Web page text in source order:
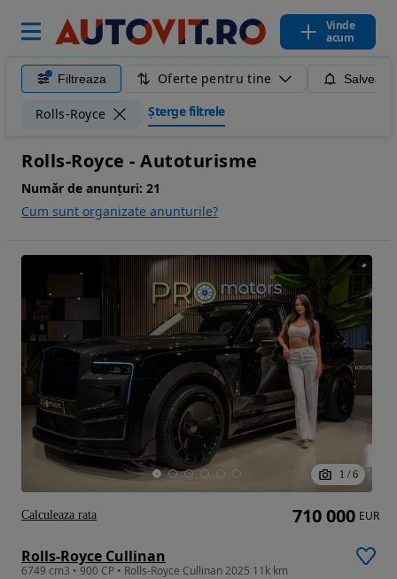
Vinde
acum
Filtreaza Oferte pentru tine
Rolls-Royce Șterge filtrele
Rolls-Royce - Autoturisme
Număr de anunțuri: 21
Cum sunt organizate anunturile?
1 / 6
Rolls-Royce Cullinan
6749 cm3 • 900 CP • Rolls-Royce Cullinan 2025 11k km
710 000 EUR
Calculeaza rata